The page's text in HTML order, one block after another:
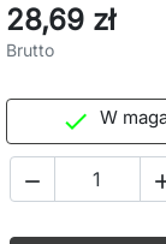
28,69 zł
Brutto
 W
